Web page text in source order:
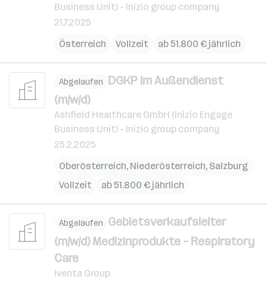
Business Unit) - Inizio group company
21.7.2025
Österreich
Vollzeit ab 51.800 € jährlich
Abgelaufen DGKP im Außendienst
(m/w/d)
Ashfield Healthcare GmbH (Inizio Engage
Business Unit) - Inizio group company
25.2.2025
Oberösterreich, Niederösterreich, Salzburg
Vollzeit
ab 51.800 € jährlich
Abgelaufen Gebietsverkaufsleiter
(m/w/d) Medizinprodukte – Respiratory
Care
Iventa Group